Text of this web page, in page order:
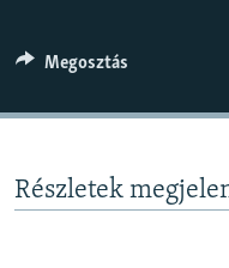
Megosztás
Részletek